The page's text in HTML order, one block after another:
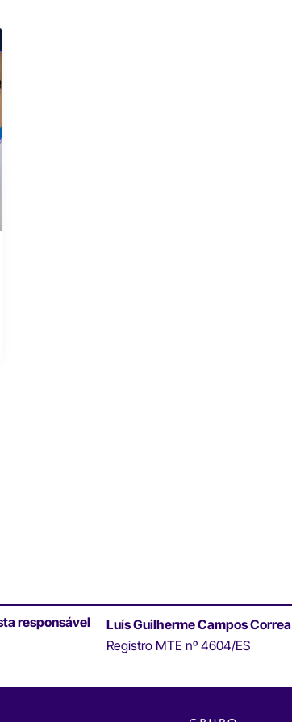
responsável
Luís Guilherme Campos Correa
Registro MTE nº 4604/ES